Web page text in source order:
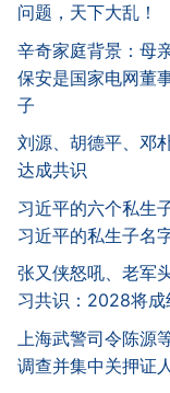
问题，天下大乱！
辛奇家庭背景：母
保安是国家电网董
子
刘源、胡德平、邓
达成共识
习近平的六个私生
习近平的私生子名
张又侠怒吼、老军
习共识：2028将成
上海武警司令陈源
调查并集中关押证